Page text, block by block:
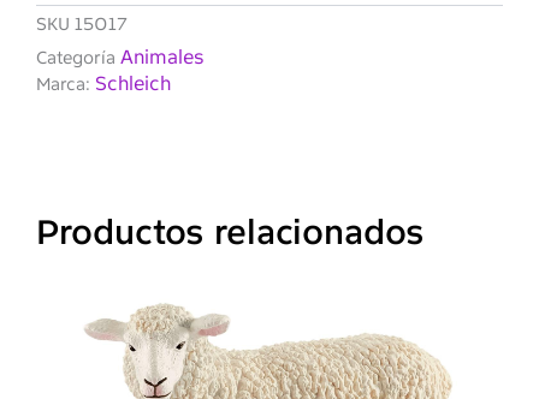
SKU 15017
Categoría Animales
Marca: Schleich
Productos relacionados